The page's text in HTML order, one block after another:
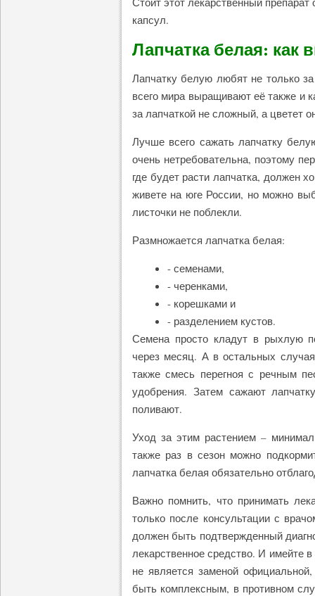
капсул.
Лапчатка белая: как
Лапчатку белую любят не только
всего мира выращивают её также и
за лапчаткой не сложный, а цветет
Лучше всего сажать лапчатку
очень нетребовательна, поэтому
где будет расти лапчатка, должен
живете на юге России, но можно
листочки не поблекли.
Размножается лапчатка белая:
- семенами,
- черенками,
- корешками и
- разделением кустов.
Семена просто кладут в рыхлую
через месяц. А в остальных
также смесь перегноя с речным
удобрения. Затем сажают
поливают.
Уход за этим растением –
также раз в сезон можно
лапчатка белая обязательно
Важно помнить, что принимать
только после консультации с
должен быть подтвержденный
лекарственное средство. И имейте
не является заменой
быть комплексным, в противном